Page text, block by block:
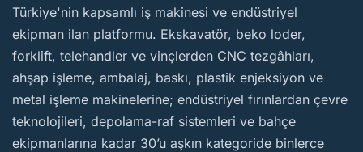
BirMakine
Türkiye'nin kapsamlı iş makinesi ve endüstriyel
ekipman ilan platformu. Ekskavatör, beko loder,
forklift, telehandler ve vinçlerden CNC tezgâhları,
ahşap işleme, ambalaj, baskı, plastik enjeksiyon ve
metal işleme makinelerine; endüstriyel fırınlardan çevre
teknolojileri, depolama-raf sistemleri ve bahçe
ekipmanlarına kadar 30’u aşkın kategoride binlerce